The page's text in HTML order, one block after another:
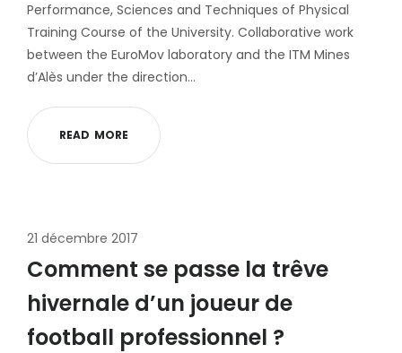
Performance, Sciences and Techniques of Physical
Training Course of the University. Collaborative work
between the EuroMov laboratory and the ITM Mines
d’Alès under the direction…
READ MORE
21 décembre 2017
Comment se passe la trêve
hivernale d’un joueur de
football professionnel ?